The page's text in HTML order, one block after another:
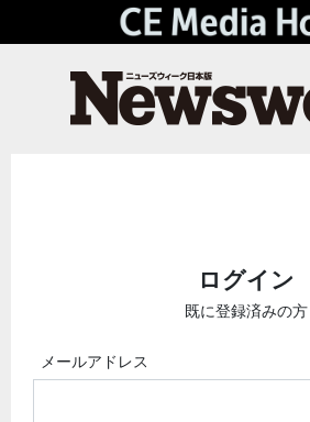
ログイン
既に登録済みの方
メールアドレス